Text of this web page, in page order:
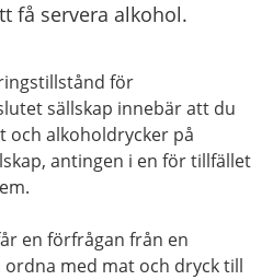
få servera alkohol.
för
sällskap innebär att du
och alkoholdrycker på
antingen i en för tillfället
en förfrågan från en
med mat och dryck till